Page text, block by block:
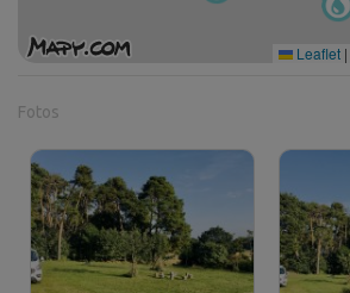
Leaflet |
Fotos